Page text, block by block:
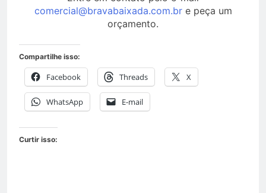
comercial@bravabaixada.com.bre peça um
orçamento.
Compartilhe isso:
Facebook Threads X
WhatsApp E-mail
Curtir isso: